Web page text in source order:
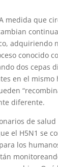
medida que
adquiriendo
conocido
dos cepas
en el mismo
diferente.
de
el H5N1 se
los